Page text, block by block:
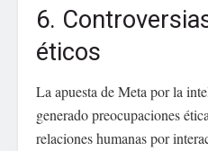
6.
éticos
La apuesta de Meta por la
generado preocupaciones
relaciones humanas por